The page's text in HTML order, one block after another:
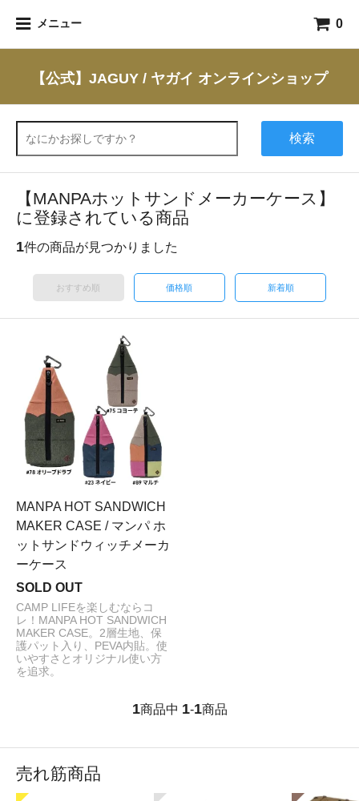
メニュー 0
【公式】JAGUY / ヤガイ オンラインショップ
検索
【MANPAホットサンドメーカーケース】
に登録されている商品
1件の商品が見つかりました
おすすめ順 価格順 新着順
MANPA HOT SANDWICH
MAKER CASE / マンパ ホ
ットサンドウィッチメーカ
ーケース
SOLD OUT
CAMP LIFEを楽しむならコ
レ！MANPA HOT SANDWICH
MAKER CASE。2層生地、保
護パット入り、PEVA内貼。使
いやすさとオリジナル使い方
を追求。
1商品中 1-1商品
売れ筋商品